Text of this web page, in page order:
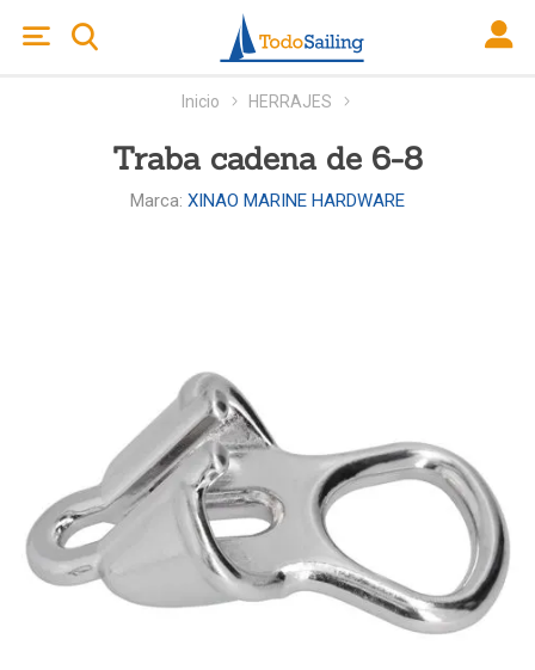
Inicio HERRAJES
Traba cadena de 6-8
Marca: XINAO MARINE HARDWARE